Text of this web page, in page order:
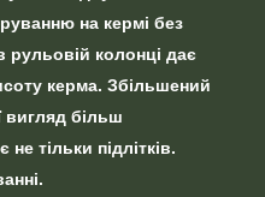
на кермі без
рульовій колонці дає
керма. Збільшений
вигляд більш
тільки підлітків.